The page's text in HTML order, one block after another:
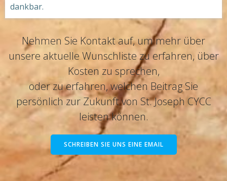
dankbar.
Nehmen Sie Kontakt auf, um mehr über
unsere aktuelle Wunschliste zu erfahren, über
Kosten zu sprechen,
oder zu erfahren, welchen Beitrag Sie
persönlich zur Zukunft von St. Joseph CYCC
leisten können.
SCHREIBEN SIE UNS EINE EMAIL